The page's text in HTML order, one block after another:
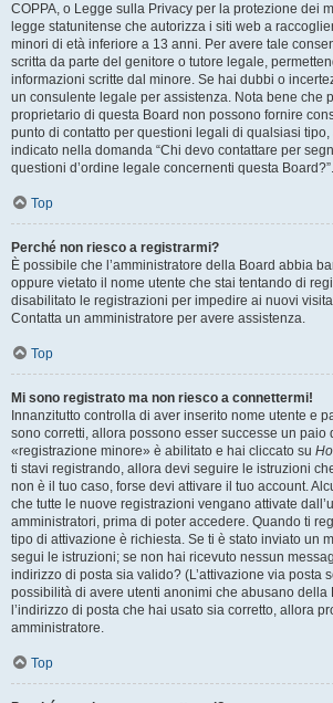
COPPA, o Legge sulla Privacy per la protezione dei
legge statunitense che autorizza i siti web a
minori di età inferiore a 13 anni. Per avere tale
scritta da parte del genitore o tutore legale,
informazioni scritte dal minore. Se hai dubbi o
un consulente legale per assistenza. Nota bene che
proprietario di questa Board non possono fornire
punto di contatto per questioni legali di qualsiasi
indicato nella domanda “Chi devo contattare per
questioni d’ordine legale concernenti questa Board?”.
Top
Perché non riesco a registrarmi?
È possibile che l’amministratore della Board abbia
oppure vietato il nome utente che stai tentando di
disabilitato le registrazioni per impedire ai nuovi
Contatta un amministratore per avere assistenza.
Top
Mi sono registrato ma non riesco a connettermi!
Innanzitutto controlla di aver inserito nome utente e
sono corretti, allora possono esser successe un paio
«registrazione minore» è abilitato e hai cliccato su
ti stavi registrando, allora devi seguire le istruzioni
non è il tuo caso, forse devi attivare il tuo account.
che tutte le nuove registrazioni vengano attivate
amministratori, prima di poter accedere. Quando ti
tipo di attivazione è richiesta. Se ti è stato inviato un
segui le istruzioni; se non hai ricevuto nessun
indirizzo di posta sia valido? (L’attivazione via posta
possibilità di avere utenti anonimi che abusano della
l’indirizzo di posta che hai usato sia corretto, allora
amministratore.
Top